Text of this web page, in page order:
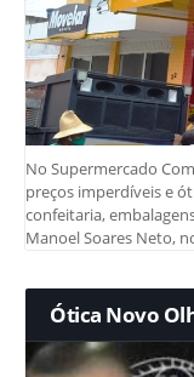
No Supermercado
preços imperdíveis e
confeitaria,
Manoel Soares Neto,
Ótica Novo